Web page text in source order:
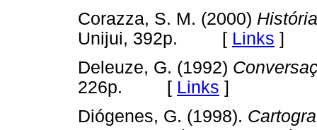
Corazza, S. M. (2000)
Unijui, 392p. [ Links ]
Deleuze, G. (1992)
226p. [ Links ]
Diógenes, G. (1998).